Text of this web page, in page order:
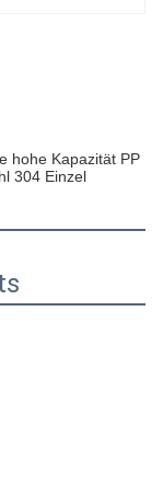
hohe Kapazität PP
304 Einzel